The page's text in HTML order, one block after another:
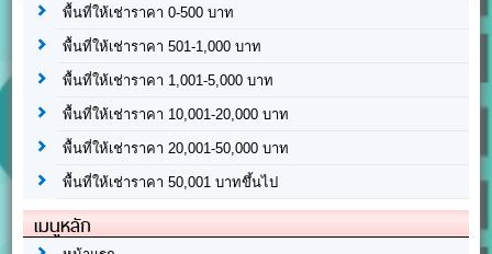
พื้นที่ให้เช่าราคา 0-500 บาท
พื้นที่ให้เช่าราคา 501-1,000 บาท
พื้นที่ให้เช่าราคา 1,001-5,000 บาท
พื้นที่ให้เช่าราคา 10,001-20,000 บาท
พื้นที่ให้เช่าราคา 20,001-50,000 บาท
พื้นที่ให้เช่าราคา 50,001 บาทขึ้นไป
เมนูหลัก